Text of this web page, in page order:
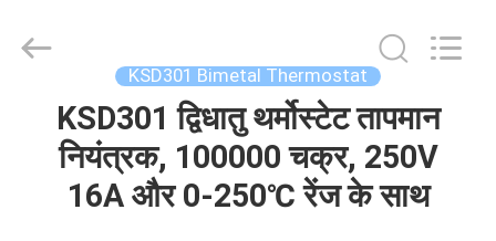
Electric
KSD301 Bimetal Thermostat
KSD301 द्विधातु थर्मोस्टेट तापमान
नियंत्रक, 100000 चक्र, 250V
16A और 0-250℃ रेंज के साथ